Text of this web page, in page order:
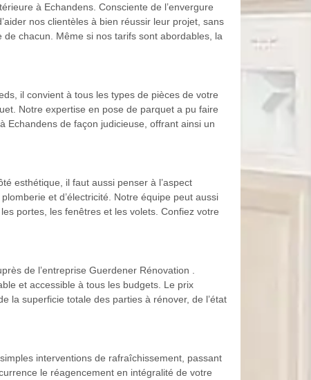
à Echandens. Consciente de l’envergure
nos clientèles à bien réussir leur projet, sans
chacun. Même si nos tarifs sont abordables, la
il convient à tous les types de pièces de votre
Notre expertise en pose de parquet a pu faire
Echandens de façon judicieuse, offrant ainsi un
esthétique, il faut aussi penser à l’aspect
et d’électricité. Notre équipe peut aussi
portes, les fenêtres et les volets. Confiez votre
de l’entreprise Guerdener Rénovation .
et accessible à tous les budgets. Le prix
la superficie totale des parties à rénover, de l’état
interventions de rafraîchissement, passant
le réagencement en intégralité de votre